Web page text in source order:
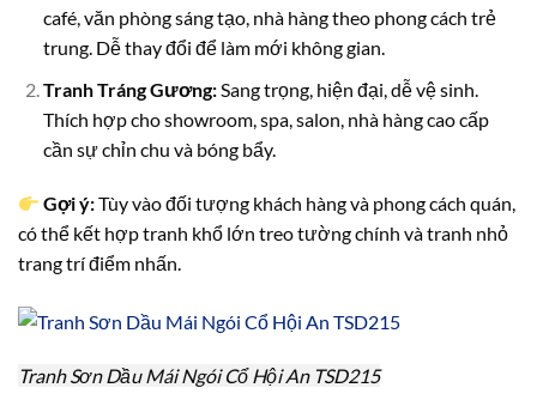
café, văn phòng sáng tạo, nhà hàng theo phong cách trẻ
trung. Dễ thay đổi để làm mới không gian.
Tranh Tráng Gương:Sang trọng, hiện đại, dễ vệ sinh.
Thích hợp cho showroom, spa, salon, nhà hàng cao cấp
cần sự chỉn chu và bóng bẩy.
Gợi ý:Tùy vào đối tượng khách hàng và phong cách quán,
có thể kết hợp tranh khổ lớn treo tường chính và tranh nhỏ
trang trí điểm nhấn.
Tranh Sơn Dầu Mái Ngói Cổ Hội An TSD215